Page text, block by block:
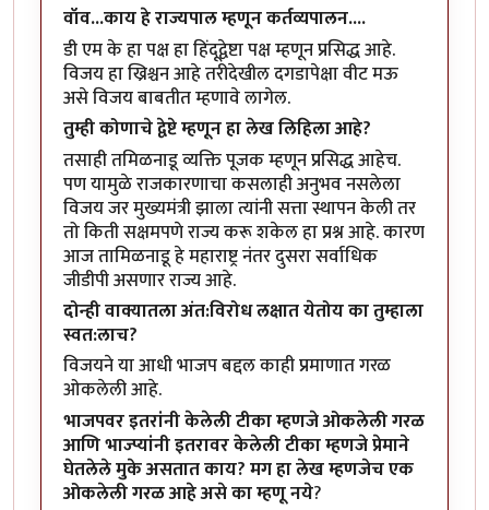
वॉव...काय हे राज्यपाल म्हणून कर्तव्यपालन....
डी एम के हा पक्ष हा हिंदूद्वेष्टा पक्ष म्हणून प्रसिद्ध आहे.
विजय हा ख्रिश्चन आहे तरीदेखील दगडापेक्षा वीट मऊ
असे विजय बाबतीत म्हणावे लागेल.
तुम्ही कोणाचे द्वेष्टे म्हणून हा लेख लिहिला आहे?
तसाही तमिळनाडू व्यक्ति पूजक म्हणून प्रसिद्ध आहेच.
पण यामुळे राजकारणाचा कसलाही अनुभव नसलेला
विजय जर मुख्यमंत्री झाला त्यांनी सत्ता स्थापन केली तर
तो किती सक्षमपणे राज्य करू शकेल हा प्रश्न आहे. कारण
आज तामिळनाडू हे महाराष्ट्र नंतर दुसरा सर्वाधिक
जीडीपी असणार राज्य आहे.
दोन्ही वाक्यातला अंत:विरोध लक्षात येतोय का तुम्हाला
स्वत:लाच?
विजयने या आधी भाजप बद्दल काही प्रमाणात गरळ
ओकलेली आहे.
भाजपवर इतरांनी केलेली टीका म्हणजे ओकलेली गरळ
आणि भाज्प्यांनी इतरावर केलेली टीका म्हणजे प्रेमाने
घेतलेले मुके असतात काय? मग हा लेख म्हणजेच एक
ओकलेली गरळ आहे असे का म्हणू नये?